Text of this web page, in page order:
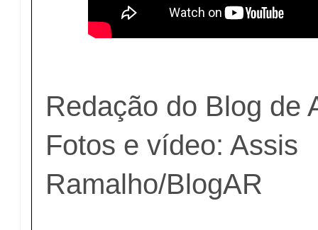
Redação do Blog de
Fotos e vídeo: Assis
Ramalho/BlogAR